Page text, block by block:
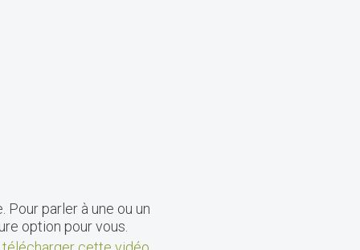
parler à une ou un
option pour vous.